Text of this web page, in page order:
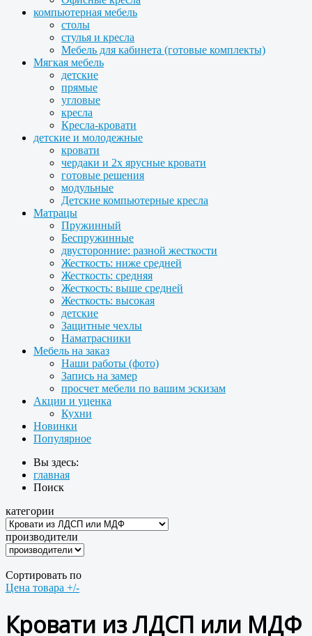
компьютерная мебель
столы
стулья и кресла
Мебель для кабинета (готовые комплекты)
Мягкая мебель
детские
прямые
угловые
кресла
Кресла-кровати
детские и молодежные
кровати
чердаки и 2х ярусные кровати
готовые решения
модульные
Детские компьютерные кресла
Матрацы
Пружинный
Беспружинные
двусторонние: разной жесткости
Жесткость: ниже средней
Жесткость: средняя
Жесткость: выше средней
Жесткость: высокая
детские
Защитные чехлы
Наматрасники
Мебель на заказ
Наши работы (фото)
Запись на замер
просчет мебели по вашим эскизам
Акции и уценка
Кухни
Новинки
Популярное
Вы здесь:
главная
Поиск
категории
производители
Сортировать по
Цена товара +/-
Кровати из ЛДСП или МДФ